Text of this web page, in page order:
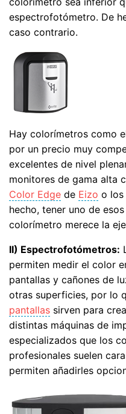
espectrofotómetro. De
caso contrario.
Hay colorímetros como
por un precio muy
excelentes de nivel
monitores de gama alta
Color Edge de Eizo o los
hecho, tener uno de
colorímetro merece la
II) Espectrofotómetros:
permiten medir el color
pantallas y cañones de
otras superficies, por lo
pantallas sirven para
distintas máquinas de
especializados que los
profesionales suelen
permiten añadirles